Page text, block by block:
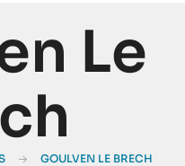
Le
GOULVEN LE BRECH